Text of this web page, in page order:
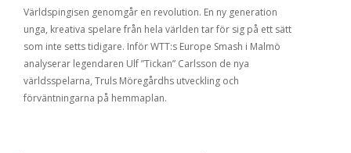
Världspingisen genomgår en revolution. En ny generation
unga, kreativa spelare från hela världen tar för sig på ett sätt
som inte setts tidigare. Inför WTT:s Europe Smash i Malmö
analyserar legendaren Ulf ”Tickan” Carlsson de nya
världsspelarna, Truls Möregårdhs utveckling och
förväntningarna på hemmaplan.